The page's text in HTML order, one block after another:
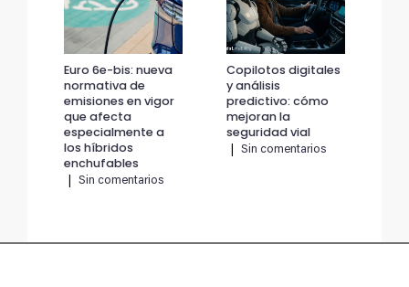
Euro 6e-bis: nueva
normativa de
emisiones en vigor
que afecta
especialmente a
los híbridos
enchufables
Sin comentarios
Copilotos digitales
y análisis
predictivo: cómo
mejoran la
seguridad vial
Sin comentarios